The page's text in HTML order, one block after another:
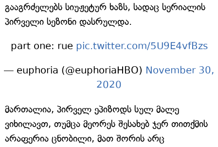
გააგრძელებს სიუჟეტურ ხაზს, სადაც სერიალის
პირველი სეზონი დასრულდა.
part one: rue pic.twitter.com/5U9E4vfBzs
— euphoria (@euphoriaHBO) November 30,
2020
მართალია, პირველ ეპიზოდს სულ მალე
ვიხილავთ, თუმცა მეორეს შესახებ ჯერ თითქმის
არაფერია ცნობილი, მათ შორის არც